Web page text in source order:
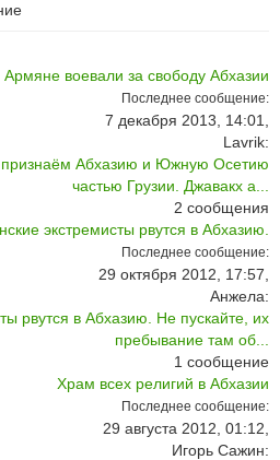
Армяне воевали за свободу Абхазии
Последнее сообщение:
7 декабря 2013, 14:01,
Lavrik:
Абхазию и Южную Осетию
частью Грузии. Джавакх а...
2 сообщения
экстремисты рвутся в Абхазию.
Последнее сообщение:
29 октября 2012, 17:57,
Анжела:
рвутся в Абхазию. Не пускайте, их
пребывание там об...
1 сообщение
Храм всех религий в Абхазии
Последнее сообщение:
29 августа 2012, 01:12,
Игорь Сажин: